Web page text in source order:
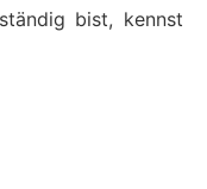
bist, kennst